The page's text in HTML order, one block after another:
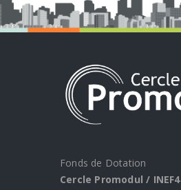
Fonds de Dotation
Cercle Promodul / INEF4